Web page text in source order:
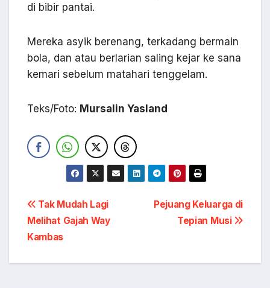
di bibir pantai.
Mereka asyik berenang, terkadang bermain
bola, dan atau berlarian saling kejar ke sana
kemari sebelum matahari tenggelam.
Teks/Foto: Mursalin Yasland
Navigasi
pos
Pejuang Keluarga di
Tepian Musi
Tak Mudah Lagi
Melihat Gajah Way
Kambas